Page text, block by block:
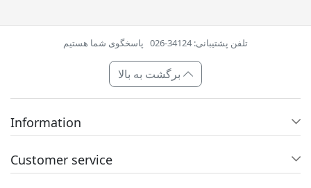
تلفن پشتیبانی: 34124-026 پاسخگوی شما هستیم
Information
Customer service